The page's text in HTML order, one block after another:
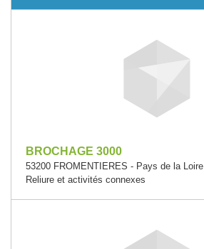
BROCHAGE 3000
53200 FROMENTIERES - Pays de la Loire
Reliure et activités connexes